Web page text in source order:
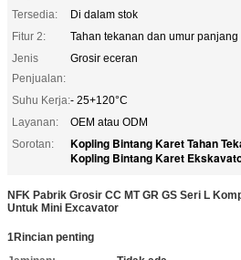
Tersedia:
Di dalam stok
Fitur 2:
Tahan tekanan dan umur panjang
Jenis
Penjualan:
Grosir eceran
Suhu Kerja:- 25+120°C
Layanan:
OEM atau ODM
Sorotan:
Kopling Bintang Karet Tahan
Kopling Bintang Karet
NFK Pabrik Grosir CC MT GR GS Seri L
Untuk Mini Excavator
1Rincian penting